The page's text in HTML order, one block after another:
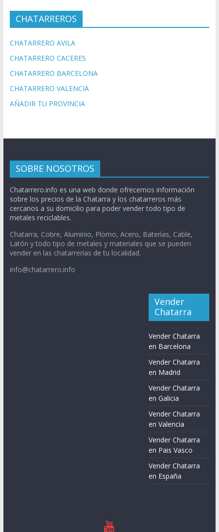
CHATARREROS
CHATARRERO AVILA
CHATARRERO CACERES
CHATARRERO BARCELONA
CHATARRERO VALENCIA
AÑADIR TU PROVINCIA
SOBRE NOSOTROS
Chatarrero.info es una web donde ofrecemos información
sobre los precios de la Chatarra y los chatarreros más
cercanos a su domicilio para poder vender todo tipo de
metales reciclables.
Chatarra, Cobre, Aluminio, Plomo, Acero, Baterías, Cable,
Latón y todo tipo de metales y materiales que se pueden
vender en las chatarrerías de tu localidad.
info@chatarrero.info
Vender
Chatarra
Vender Chatarra
en Barcelona
Vender Chatarra
en Madrid
Vender Chatarra
en Galicia
Vender Chatarra
en Valencia
Vender Chatarra
en Pais Vasco
Vender Chatarra
en España